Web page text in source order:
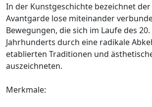
In der Kunstgeschichte bezeichnet
Avantgarde lose miteinander
Bewegungen, die sich im Laufe des
Jahrhunderts durch eine radikale
etablierten Traditionen und
auszeichneten.
Merkmale: